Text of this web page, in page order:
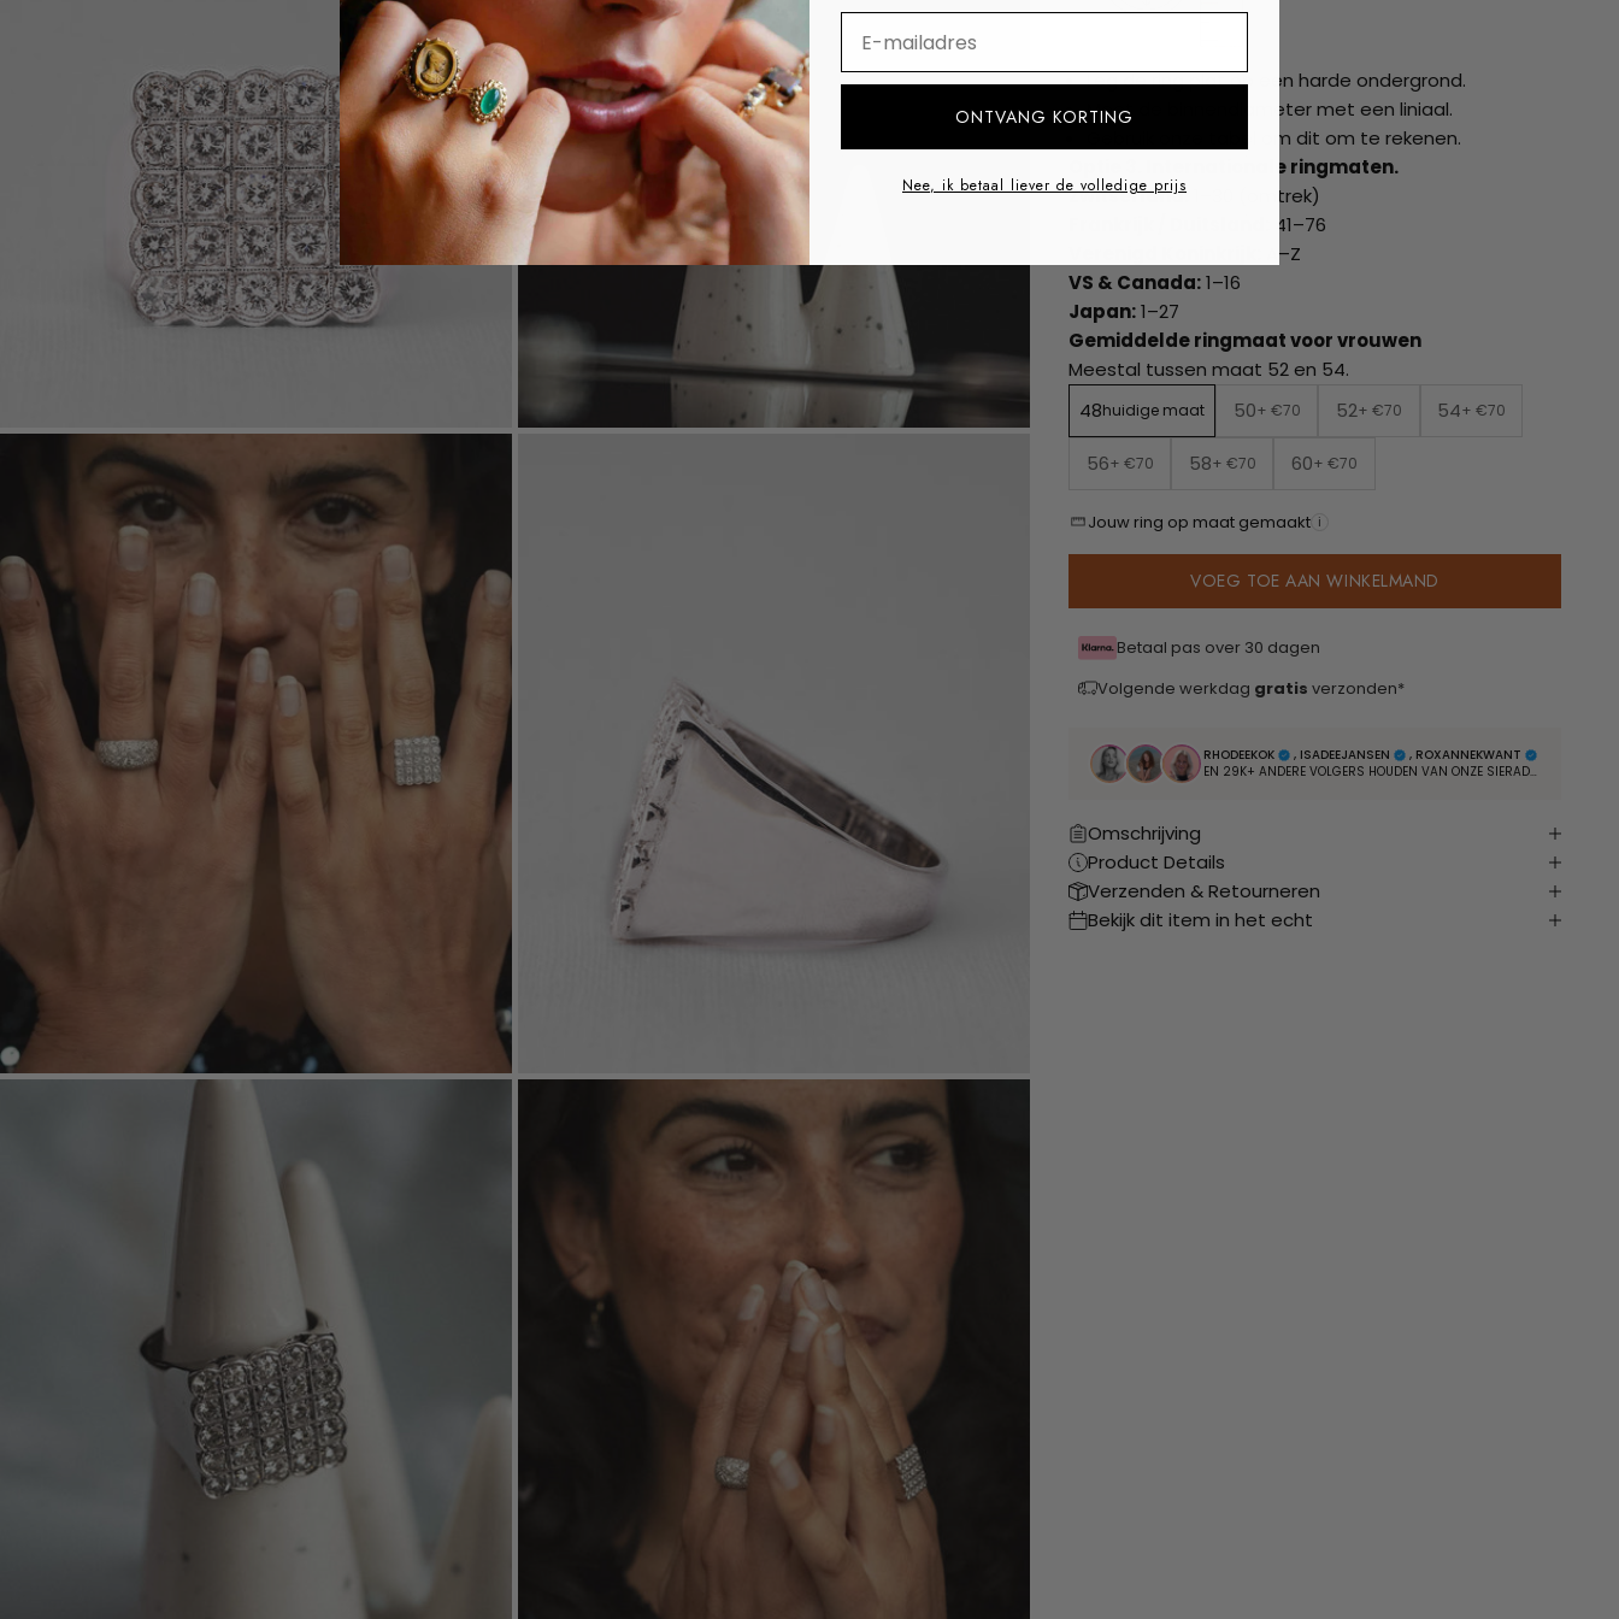
Leg de ring plat op een harde ondergrond.
Meet de binnendiameter met een liniaal.
Gebruik onze tabel om dit om te rekenen.
Optie 3. Internationale ringmaten.
Zwitserland:
1–30 (omtrek)
41–76
A–Z
VS & Canada:1–16
Japan:1–27
Gemiddelde ringmaat voor vrouwen
Meestal tussen maat 52 en 54.
48huidige maat 50+ €70 52+ €70 54+ €70
56+ €70 58+ €70 60+ €70
Jouw ring op maat gemaakt i
VOEG TOE AAN WINKELMAND
Betaal pas over 30 dagen
Volgende werkdag gratis verzonden*
RHODEEKOK , ISADEEJANSEN
, ROXANNEKWANT
EN 29K+ ANDERE VOLGERS HOUDEN VAN ONZE SIERADEN
Omschrijving
Product Details
Verzenden & Retourneren
Bekijk dit item in het echt
ONTVANG KORTING
Nee, ik betaal liever de volledige prijs